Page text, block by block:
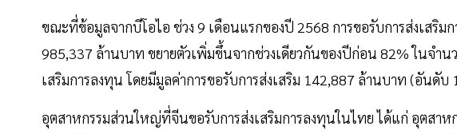
ขณะที่ข้อมูลจากบีโอไอ ช่วง 9 เดือนแรกของปี 2568 การขอรับการส่งเสริม
985,337 ล้านบาท ขยายตัวเพิ่มขึ้นจากช่วงเดียวกันของปีก่อน 82% ในจ
เสริมการลงทุน โดยมีมูลค่าการขอรับการส่งเสริม 142,887 ล้านบาท (อันดับ
อุตสาหกรรมส่วนใหญ่ที่จีนขอรับการส่งเสริมการลงทุนในไทย ได้แก่ อุตสาห